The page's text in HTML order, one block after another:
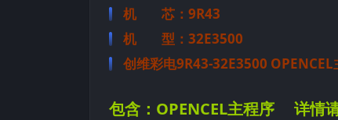
机 芯：9R43
机 型：32E3500
创维彩电9R43-32E3500
包含：OPENCEL主程序 详情